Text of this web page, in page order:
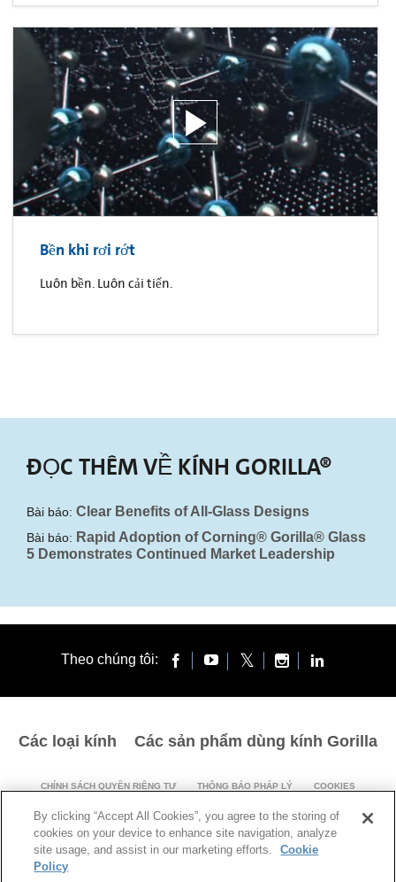
Bền khi rơi rớt
Luôn bền. Luôn cải tiến.
ĐỌC THÊM VỀ KÍNH GORILLA®
Bài báo: Clear Benefits of All-Glass Designs
Bài báo: Rapid Adoption of Corning® Gorilla® Glass
5 Demonstrates Continued Market Leadership
Theo chúng tôi:
Các loại kính Các sản phẩm dùng kính Gorilla
CHÍNH SÁCH QUYỀN RIÊNG TƯ THÔNG BÁO PHÁP LÝ COOKIES
© 1994-2025 Corning Incorporated All Rights Reserved.
By clicking “Accept All Cookies”, you agree to the storing of
cookies on your device to enhance site navigation, analyze
site usage, and assist in our marketing efforts.
Cookie
Policy